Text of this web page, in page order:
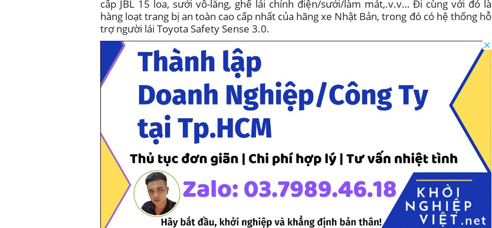
cấp JBL 15 loa, sưởi vô-lăng, ghế lái chỉnh điện/sưởi/làm mát,.v.v… Đi cùng với đó là
hàng loạt trang bị an toàn cao cấp nhất của hãng xe Nhật Bản, trong đó có hệ thống hỗ
trợ người lái Toyota Safety Sense 3.0.